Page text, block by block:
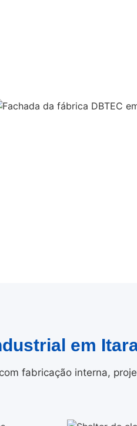
em
fabricação interna,